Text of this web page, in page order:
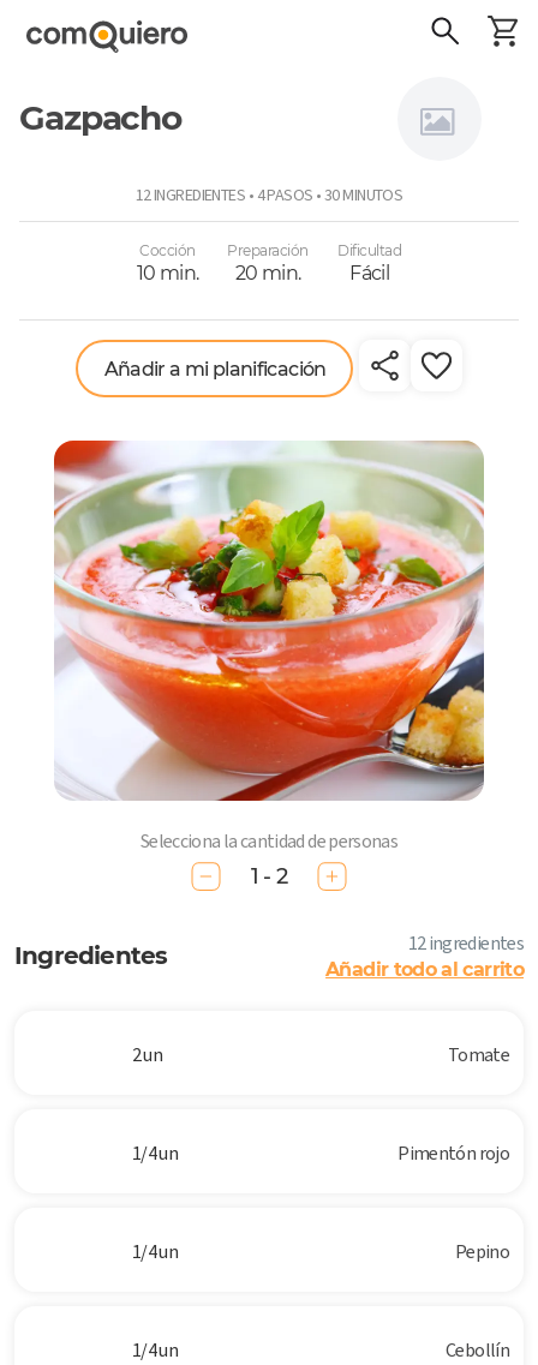
Gazpacho
12 INGREDIENTES • 4 PASOS • 30 MINUTOS
Cocción
10 min.
Preparación
20 min.
Dificultad
Fácil
Añadir a mi planificación
Selecciona la cantidad de personas
1 - 2
Ingredientes 12 ingredientes
Añadir todo al carrito
2 un Tomate
1/4 un Pimentón rojo
1/4 un Pepino
1/4 un Cebollín